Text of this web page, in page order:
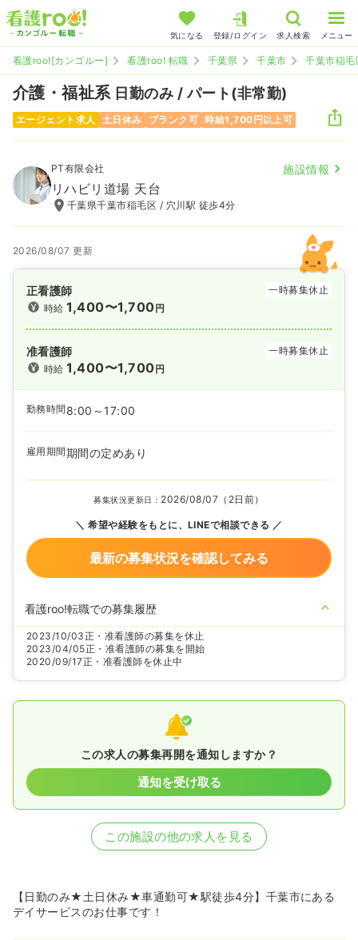
気になる 登録/ログイン 求人検索 メニュー
看護roo![カンゴルー] 看護roo! 転職 千葉県 千葉市 千葉市稲毛
介護・福祉系 日勤のみ / パート(非常勤)
エージェント求人 土日休み ブランク可 時給1,700円以上可
PT有限会社 施設情報
リハビリ道場 天台
千葉県千葉市稲毛区 / 穴川駅 徒歩4分
2026/08/07 更新
正看護師
一時募集休止
時給1,400〜1,700円
准看護師
一時募集休止
時給1,400〜1,700円
勤務時間 8:00～17:00
雇用期間期間の定めあり
募集状況更新日： 2026/08/07（2日前）
希望や経験をもとに、LINEで相談できる
最新の募集状況を確認してみる
看護roo!転職での募集履歴
2023/10/03正・准看護師の募集を休止
2023/04/05正・准看護師の募集を開始
2020/09/17正・准看護師を休止中
この求人の募集再開を通知しますか？
通知を受け取る
この施設の他の求人を見る
【日勤のみ★土日休み★車通勤可★駅徒歩4分】千葉市にある
デイサービスのお仕事です！